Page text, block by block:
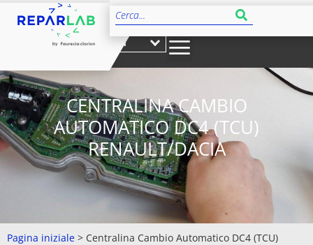
IT
CENTRALINA CAMBIO
AUTOMATICO DC4 (TCU)
RENAULT/DACIA
Pagina iniziale > Centralina Cambio Automatico DC4 (TCU)